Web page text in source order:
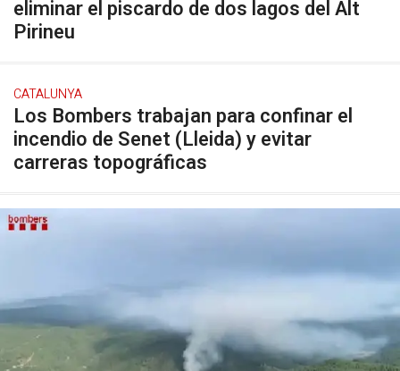
eliminar el piscardo de dos lagos del Alt
Pirineu
CATALUNYA
Los Bombers trabajan para confinar el
incendio de Senet (Lleida) y evitar
carreras topográficas